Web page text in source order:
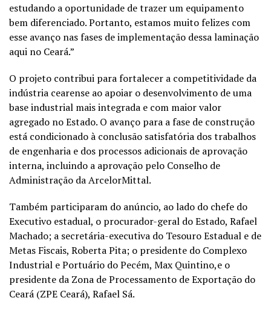
estudando a oportunidade de trazer um equipamento
bem diferenciado. Portanto, estamos muito felizes com
esse avanço nas fases de implementação dessa laminação
aqui no Ceará.”
O projeto contribui para fortalecer a competitividade da
indústria cearense ao apoiar o desenvolvimento de uma
base industrial mais integrada e com maior valor
agregado no Estado. O avanço para a fase de construção
está condicionado à conclusão satisfatória dos trabalhos
de engenharia e dos processos adicionais de aprovação
interna, incluindo a aprovação pelo Conselho de
Administração da ArcelorMittal.
Também participaram do anúncio, ao lado do chefe do
Executivo estadual, o procurador-geral do Estado, Rafael
Machado; a secretária-executiva do Tesouro Estadual e de
Metas Fiscais, Roberta Pita; o presidente do Complexo
Industrial e Portuário do Pecém, Max Quintino,e o
presidente da Zona de Processamento de Exportação do
Ceará (ZPE Ceará), Rafael Sá.